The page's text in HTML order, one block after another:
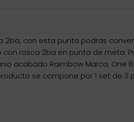
2ba, con esta punta podras
rosca 2ba en punta de meta.
acabado Raimbow Marca: One
se compone por 1 set de 3